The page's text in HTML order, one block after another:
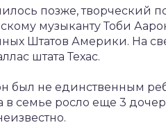
позже, творческий
музыканту Тоби
Штатов Америки. На
штата Техас.
был не единственным
в семье росло еще 3